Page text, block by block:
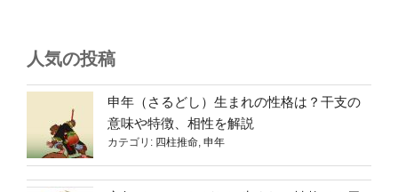
と
柱
推
命
人気の投稿
申年（さるどし）生まれの性格は？干支の
意味や特徴、相性を解説
カテゴリ: 四柱推命, 申年